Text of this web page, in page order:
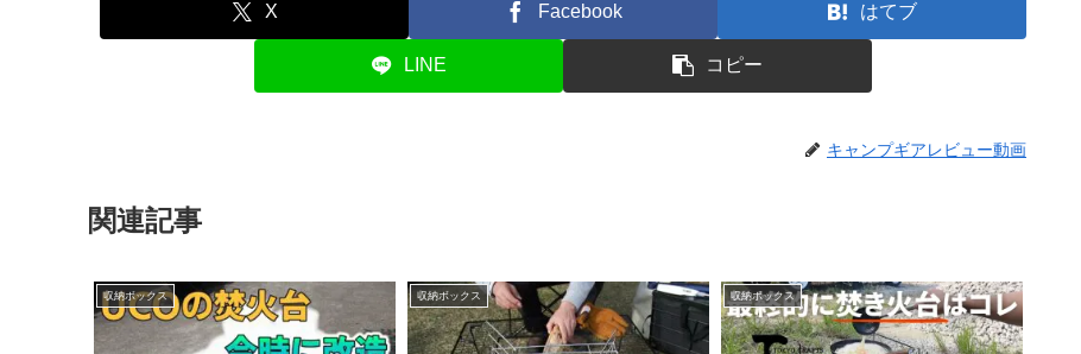
X Facebook はてブ
LINE コピー
キャンプギアレビュー動画
関連記事
収納ボックス 収納ボックス 収納ボックス